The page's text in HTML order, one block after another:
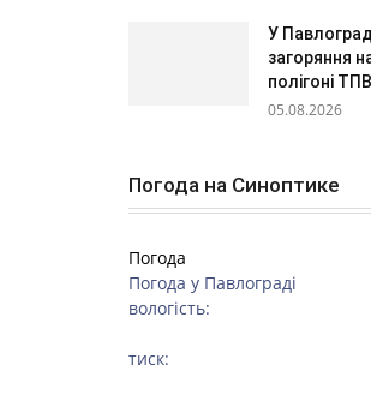
У
загоряння
полігоні ТПВ
05.08.2026
Погода на Синоптике
Погода
Погода у Павлограді
вологість:
тиск: